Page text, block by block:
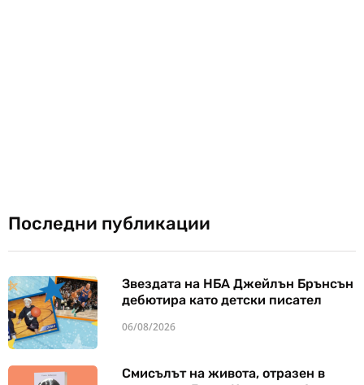
Последни публикации
Звездата на НБА Джейлън Брънсън
дебютира като детски писател
06/08/2026
Смисълът на живота, отразен в